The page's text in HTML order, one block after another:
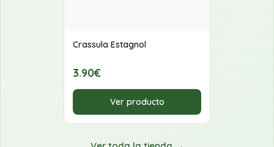
Crassula Estagnol
3.90€
Ver producto